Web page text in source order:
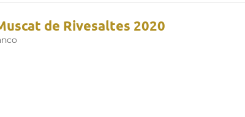
de Rivesaltes 2020